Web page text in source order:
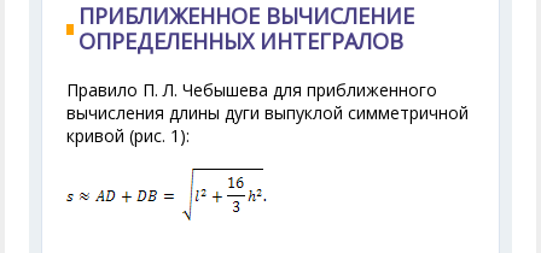
ПРИБЛИЖЕННОЕ ВЫЧИСЛЕНИЕ
ОПРЕДЕЛЕННЫХ ИНТЕГРАЛОВ
Правило П. Л. Чебышева для приближенного
вычисления длины дуги выпуклой симметричной
кривой (рис. 1):